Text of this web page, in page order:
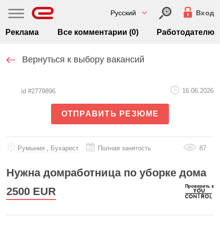
Русский Вход
Реклама Все комментарии (0) Работодателю
Вернуться к выбору вакансий
id #2779896 16.06.2026
ОТПРАВИТЬ РЕЗЮМЕ
Румыния , Бухарест Полная занятость 87
Нужна домработница по уборке дома
2500 EUR